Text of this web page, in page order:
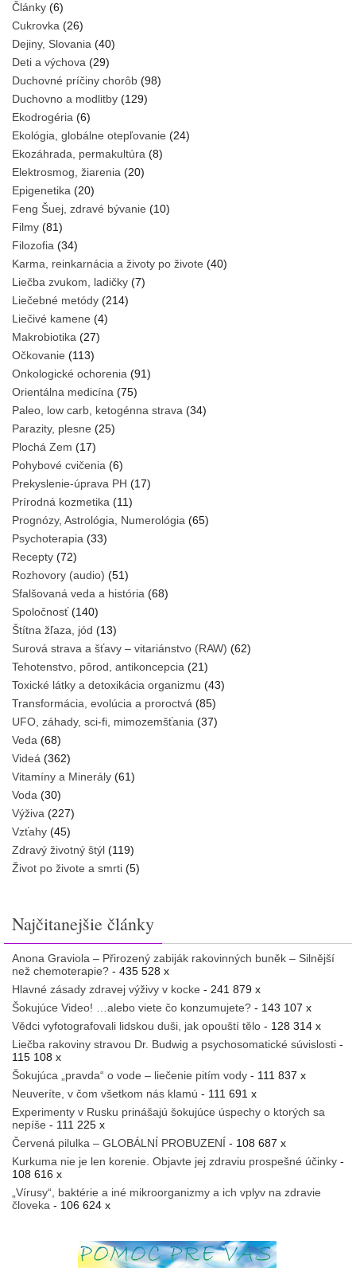
Články (6)
Cukrovka (26)
Dejiny, Slovania (40)
Deti a výchova (29)
Duchovné príčiny chorôb (98)
Duchovno a modlitby (129)
Ekodrogéria (6)
Ekológia, globálne otepľovanie (24)
Ekozáhrada, permakultúra (8)
Elektrosmog, žiarenia (20)
Epigenetika (20)
Feng Šuej, zdravé bývanie (10)
Filmy (81)
Filozofia (34)
Karma, reinkarnácia a životy po živote (40)
Liečba zvukom, ladičky (7)
Liečebné metódy (214)
Liečivé kamene (4)
Makrobiotika (27)
Očkovanie (113)
Onkologické ochorenia (91)
Orientálna medicína (75)
Paleo, low carb, ketogénna strava (34)
Parazity, plesne (25)
Plochá Zem (17)
Pohybové cvičenia (6)
Prekyslenie-úprava PH (17)
Prírodná kozmetika (11)
Prognózy, Astrológia, Numerológia (65)
Psychoterapia (33)
Recepty (72)
Rozhovory (audio) (51)
Sfalšovaná veda a história (68)
Spoločnosť(140)
Štítna žľaza, jód (13)
Surová strava a šťavy – vitariánstvo (RAW) (62)
Tehotenstvo, pôrod, antikoncepcia (21)
Toxické látky a detoxikácia organizmu (43)
Transformácia, evolúcia a proroctvá (85)
UFO, záhady, sci-fi, mimozemšťania (37)
Veda (68)
Videá (362)
Vitamíny a Minerály (61)
Voda (30)
Výživa (227)
Vzťahy (45)
Zdravý životný štýl (119)
Život po živote a smrti (5)
Najčitanejšie články
Anona Graviola – Přirozený zabiják rakovinných buněk – Silnější
než chemoterapie? - 435 528 x
Hlavné zásady zdravej výživy v kocke - 241 879 x
Šokujúce Video! …alebo viete čo konzumujete? - 143 107 x
Vědci vyfotografovali lidskou duši, jak opouští tělo - 128 314 x
Liečba rakoviny stravou Dr. Budwig a psychosomatické súvislosti -
115 108 x
Šokujúca „pravda“ o vode – liečenie pitím vody - 111 837 x
Neuveríte, v čom všetkom nás klamú - 111 691 x
Experimenty v Rusku prinášajú šokujúce úspechy o ktorých sa
nepíše - 111 225 x
Červená pilulka – GLOBÁLNÍ PROBUZENÍ - 108 687 x
Kurkuma nie je len korenie. Objavte jej zdraviu prospešné účinky -
108 616 x
„Vírusy“, baktérie a iné mikroorganizmy a ich vplyv na zdravie
človeka - 106 624 x